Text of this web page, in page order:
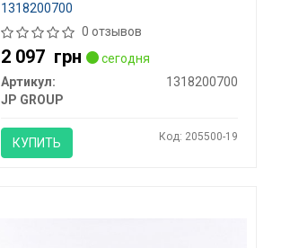
1318200700
0 отзывов
2 097 грн
сегодня
Артикул:
1318200700
JP GROUP
КУПИТЬ Код: 205500-19